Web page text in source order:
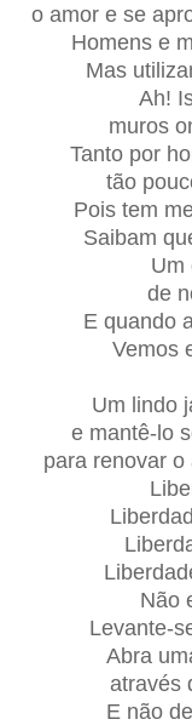
o amor e se
Homens e
Mas
Ah!
muros
Tanto por
tão
Pois tem
Saibam
Um
de
E quando
Vemos
Um lindo
e mantê-lo
para renovar
Não
Levante-
Abra
através
E não